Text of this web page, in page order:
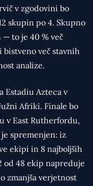
v zgodovini bo
skupin po 4. Skupno
to je 40 % več
bistveno več stavnih
analize.
Estadiu Azteca v
Afriki. Finale bo
v East Rutherfordu,
je spremenjen: iz
ekipi in 8 najboljših
od 48 ekip napreduje
zmanjša verjetnost